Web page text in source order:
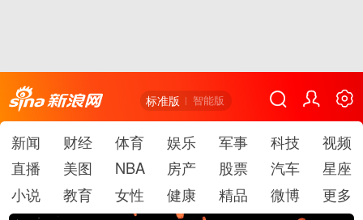
标准版 智能版
新闻 财经 体育 娱乐 军事 科技
视频
直播
美图 NBA 房产 股票 汽车
星座
小说
教育 女性 健康 精品 微博 更多